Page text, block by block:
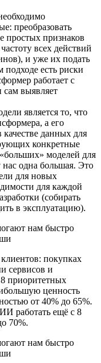
преобразовать
простых признаков
всех действий
и уже их подать
подходе есть риски
работает с
сам выявляет
является то, что
а его
качестве данных для
конкретные
моделей для
одна большая. Это
для новых
для каждой
(собирать
в эксплуатацию).
покупках
сервисов и
приоритетных
ценность
от 40% до 65%.
работать ещё с 8
70%.